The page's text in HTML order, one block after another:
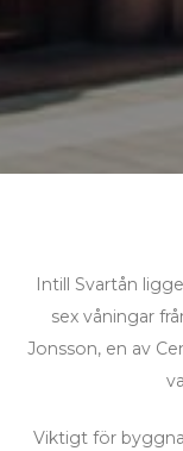
Intill Svartån
sex våningar
Jonsson, en av
Viktigt för